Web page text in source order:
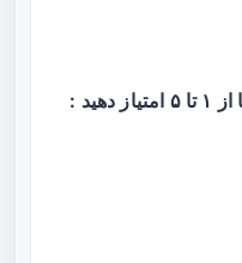
: